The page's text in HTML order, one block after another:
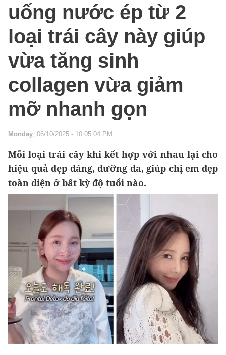
uống nước ép từ 2
loại trái cây này giúp
vừa tăng sinh
collagen vừa giảm
mỡ nhanh gọn
Monday, 06/10/2025 - 10:05:04 PM
Mỗi loại trái cây khi kết hợp với nhau lại cho
hiệu quả đẹp dáng, dưỡng da, giúp chị em đẹp
toàn diện ở bất kỳ độ tuổi nào.